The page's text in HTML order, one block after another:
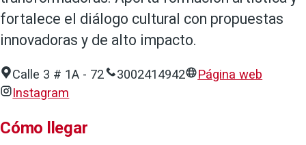
fortalece el diálogo cultural con propuestas
innovadoras y de alto impacto.
Calle 3 # 1A - 72 3002414942
Página web
Instagram
Cómo llegar